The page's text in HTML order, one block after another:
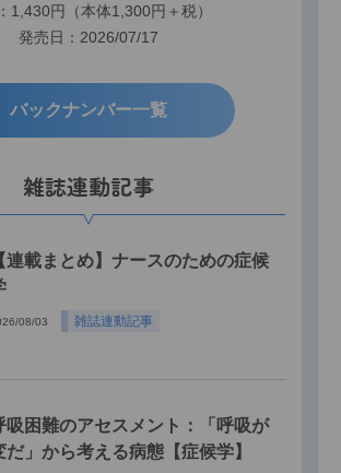
1,430円（本体1,300円＋税）
発売日：2026/07/17
バックナンバー一覧
雑誌連動記事
連載まとめ】ナースのための症候
08/03 雑誌連動記事
吸困難のアセスメント：「呼吸が
だ」から考える病態【症候学】